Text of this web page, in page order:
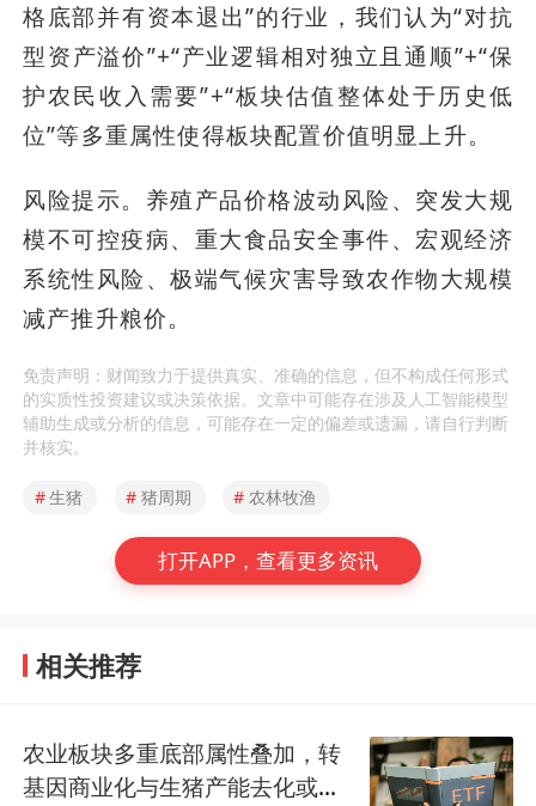
格底部并有资本退出”的行业，我们认为“对抗
型资产溢价”+“产业逻辑相对独立且通顺”+“保
护农民收入需要”+“板块估值整体处于历史低
位”等多重属性使得板块配置价值明显上升。
风险提示。养殖产品价格波动风险、突发大规
模不可控疫病、重大食品安全事件、宏观经济
系统性风险、极端气候灾害导致农作物大规模
减产推升粮价。
免责声明：财闻致力于提供真实、准确的信息，但不构成任何形式
的实质性投资建议或决策依据。文章中可能存在涉及人工智能模型
辅助生成或分析的信息，可能存在一定的偏差或遗漏，请自行判断
并核实。
#生猪 # 猪周期 # 农林牧渔
打开APP，查看更多资讯
相关推荐
农业板块多重底部属性叠加，转
基因商业化与生猪产能去化或驱